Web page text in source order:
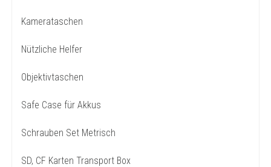
Kamerataschen
Nützliche Helfer
Objektivtaschen
Safe Case für Akkus
Schrauben Set Metrisch
SD, CF Karten Transport Box